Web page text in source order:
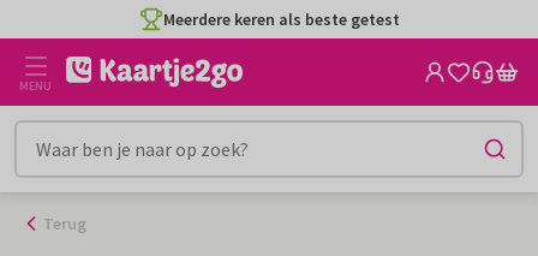
naar
inhoud
Meerdere keren als beste getest
MENU
Terug